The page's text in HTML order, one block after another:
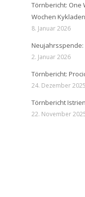
Törnbericht: One
Wochen
8. Januar 2026
Neujahrsspende:
2. Januar 2026
Törnbericht:
24. Dezember 2025
Törnbericht
22. November